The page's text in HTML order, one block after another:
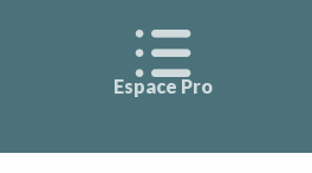
Espace Pro